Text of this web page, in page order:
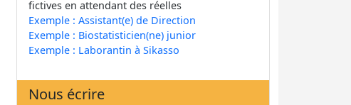
fictives en attendant des réelles
Exemple : Assistant(e) de Direction
Exemple : Biostatisticien(ne) junior
Exemple : Laborantin à Sikasso
Nous écrire